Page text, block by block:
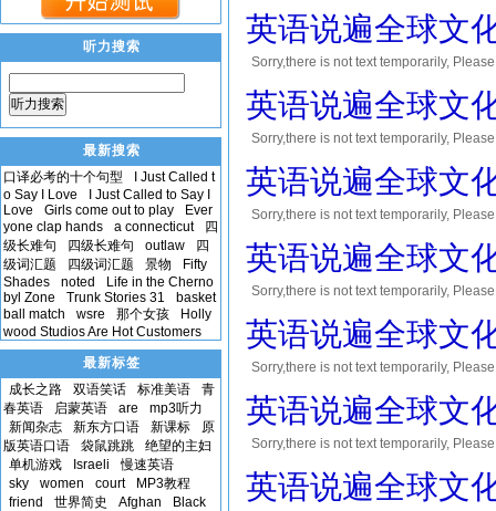
英语说遍全球文
Sorry,there is not text temporarily,
英语说遍全球文
Sorry,there is not text temporarily,
英语说遍全球文
Sorry,there is not text temporarily,
英语说遍全球文
Sorry,there is not text temporarily,
英语说遍全球文
Sorry,there is not text temporarily,
英语说遍全球文
Sorry,there is not text temporarily,
英语说遍全球文
听力搜索
听力搜索
最新搜索
口译必考的十个句型
I Just Called t
o Say I Love
I Just Called to Say I
Love
Girls come out to play
Ever
yone clap hands
a connecticut
四
级长难句
四级长难句 outlaw
四
级词汇题
四级词汇题 景物
Fifty
Shades
noted
Life in the Cherno
byl Zone
Trunk Stories 31
basket
ball match
wsre 那个女孩
Holly
wood Studios Are Hot Customers
最新标签
成长之路
双语笑话 标准美语
青
春英语
启蒙英语 are
mp3听力
新闻杂志
新东方口语 新课标
原
版英语口语
袋鼠跳跳
绝望的主妇
单机游戏
Israeli
慢速英语
sky
women court
MP3教程
friend
世界简史 Afghan
Black